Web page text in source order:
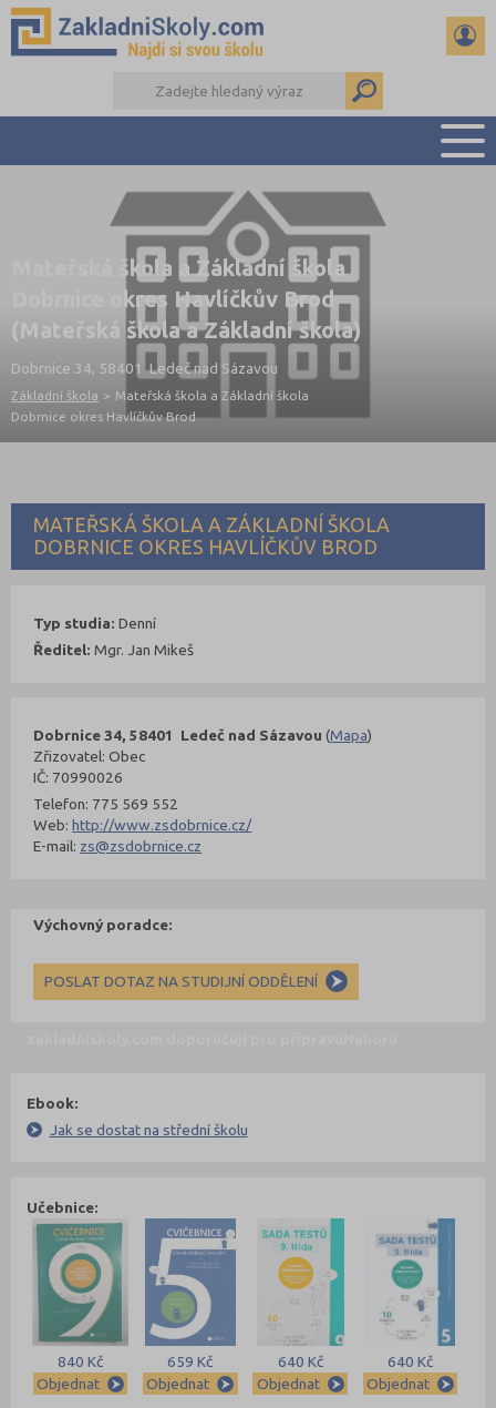
PŘEHLED ŠKOL
PŘIJÍMAČKY NA SŠ
RADY A ČLÁNKY
ČTENÁŘSKÝ DENÍK
DALŠÍ DRUHY ŠKOL
Mateřská škola a Základní škola
Dobrnice okres Havlíčkův Brod
(Mateřská škola a Základní škola)
Dobrnice 34, 58401 Ledeč nad Sázavou
Základní škola > Mateřská škola a Základní škola
Dobrnice okres Havlíčkův Brod
MATEŘSKÁ ŠKOLA A ZÁKLADNÍ ŠKOLA
DOBRNICE OKRES HAVLÍČKŮV BROD
Dobrnice 34, 58401 Ledeč nad Sázavou (Mapa)
Zřizovatel: Obec
IČ: 70990026
Telefon: 775 569 552
Web:http://www.zsdobrnice.cz/
E-mail: zs@zsdobrnice.cz
Typ studia: Denní
Ředitel: Mgr. Jan Mikeš
Výchovný poradce:
POSLAT DOTAZ NA STUDIJNÍ ODDĚLENÍ
Ebook:
Jak se dostat na střední školu
Učebnice:
840 Kč
Objednat
659 Kč
Objednat
640 Kč
Objednat
640 Kč
Objednat